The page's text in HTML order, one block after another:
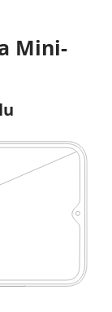
Mini-